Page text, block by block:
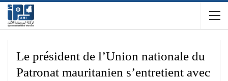
Le président de l’Union nationale du
Patronat mauritanien s’entretient avec